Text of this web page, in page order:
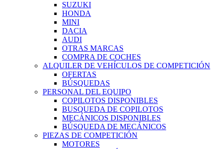
SUZUKI
HONDA
MINI
DACIA
AUDI
OTRAS MARCAS
COMPRA DE COCHES
ALQUILER DE VEHÍCULOS DE COMPETICIÓN
OFERTAS
BÚSQUEDAS
PERSONAL DEL EQUIPO
COPILOTOS DISPONIBLES
BUSQUEDA DE COPILOTOS
MECÁNICOS DISPONIBLES
BÚSQUEDA DE MECÁNICOS
PIEZAS DE COMPETICIÓN
MOTORES